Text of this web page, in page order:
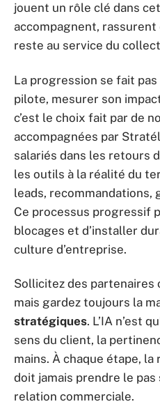
jouent un rôle clé dans
accompagnent, rassurent
reste au service du
La progression se fait
pilote, mesurer son
c’est le choix fait par de
accompagnées par
salariés dans les retours
les outils à la réalité du
leads, recommandations,
Ce processus progressif
blocages et d’installer
culture d’entreprise.
Sollicitez des partenaires
mais gardez toujours la
stratégiques. L’IA n’est
sens du client, la
mains. À chaque étape, la
doit jamais prendre le
relation commerciale.